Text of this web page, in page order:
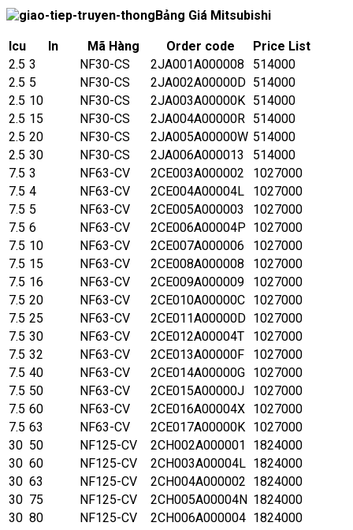
Bảng Giá Mitsubishi
Icu In Mã Hàng Order code
Price List
2.5 3 NF30-CS 2JA001A000008
514000
2.5 5 NF30-CS 2JA002A00000D 514000
2.5 10 NF30-CS 2JA003A00000K 514000
2.5 15 NF30-CS 2JA004A00000R 514000
2.5 20 NF30-CS 2JA005A00000W 514000
2.5 30 NF30-CS 2JA006A000013
514000
7.5 3 NF63-CV 2CE003A000002
1027000
7.5 4 NF63-CV 2CE004A00004L
1027000
7.5 5 NF63-CV 2CE005A000003
1027000
7.5 6 NF63-CV 2CE006A00004P 1027000
7.5 10 NF63-CV 2CE007A000006
1027000
7.5 15 NF63-CV 2CE008A000008
1027000
7.5 16 NF63-CV 2CE009A000009
1027000
7.5 20 NF63-CV 2CE010A00000C 1027000
7.5 25 NF63-CV 2CE011A00000D 1027000
7.5 30 NF63-CV 2CE012A00004T
1027000
7.5 32 NF63-CV 2CE013A00000F
1027000
7.5 40 NF63-CV 2CE014A00000G 1027000
7.5 50 NF63-CV 2CE015A00000J
1027000
7.5 60 NF63-CV 2CE016A00004X 1027000
7.5 63 NF63-CV 2CE017A00000K 1027000
30 50 NF125-CV 2CH002A000001
1824000
30 60 NF125-CV 2CH003A00004L 1824000
30 63 NF125-CV 2CH004A000002 1824000
30 75 NF125-CV 2CH005A00004N 1824000
30 80 NF125-CV 2CH006A000004 1824000